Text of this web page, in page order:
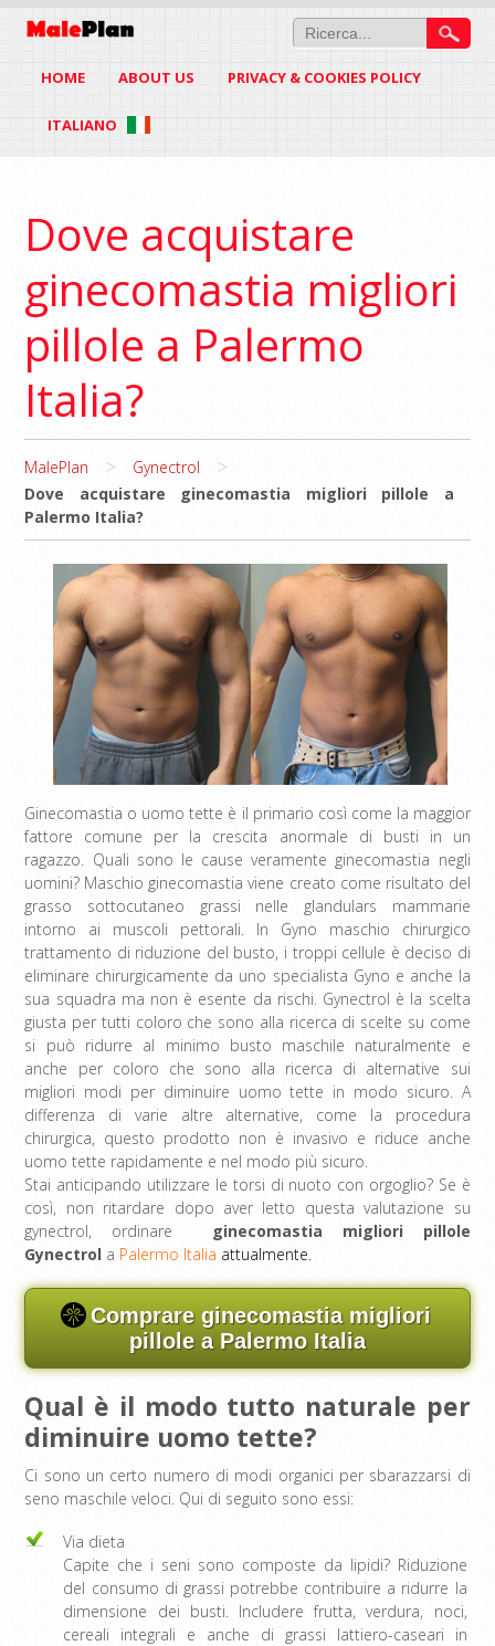
HOME ABOUT US PRIVACY & COOKIES POLICY
ITALIANO
Dove acquistare
ginecomastia migliori
pillole a Palermo
Italia?
MalePlan > Gynectrol >
Dove acquistare ginecomastia migliori pillole a
Palermo Italia?
Ginecomastia o uomo tette è il primario così come la maggior
fattore comune per la crescita anormale di busti in un
ragazzo. Quali sono le cause veramente ginecomastia negli
uomini? Maschio ginecomastia viene creato come risultato del
grasso sottocutaneo grassi nelle glandulars mammarie
intorno ai muscoli pettorali. In Gyno maschio chirurgico
trattamento di riduzione del busto, i troppi cellule è deciso di
eliminare chirurgicamente da uno specialista Gyno e anche la
sua squadra ma non è esente da rischi. Gynectrol è la scelta
giusta per tutti coloro che sono alla ricerca di scelte su come
si può ridurre al minimo busto maschile naturalmente e
anche per coloro che sono alla ricerca di alternative sui
migliori modi per diminuire uomo tette in modo sicuro. A
differenza di varie altre alternative, come la procedura
chirurgica, questo prodotto non è invasivo e riduce anche
uomo tette rapidamente e nel modo più sicuro.
Stai anticipando utilizzare le torsi di nuoto con orgoglio? Se è
così, non ritardare dopo aver letto questa valutazione su
gynectrol, ordinare
ginecomastia migliori pillole
Gynectrol a Palermo Italia attualmente.
Comprare ginecomastia migliori
pillole a Palermo Italia
Qual è il modo tutto naturale per
diminuire uomo tette?
Ci sono un certo numero di modi organici per sbarazzarsi di
seno maschile veloci. Qui di seguito sono essi:
Via dieta
Capite che i seni sono composte da lipidi? Riduzione
del consumo di grassi potrebbe contribuire a ridurre la
dimensione dei busti. Includere frutta, verdura, noci,
cereali integrali e anche di grassi lattiero-caseari in